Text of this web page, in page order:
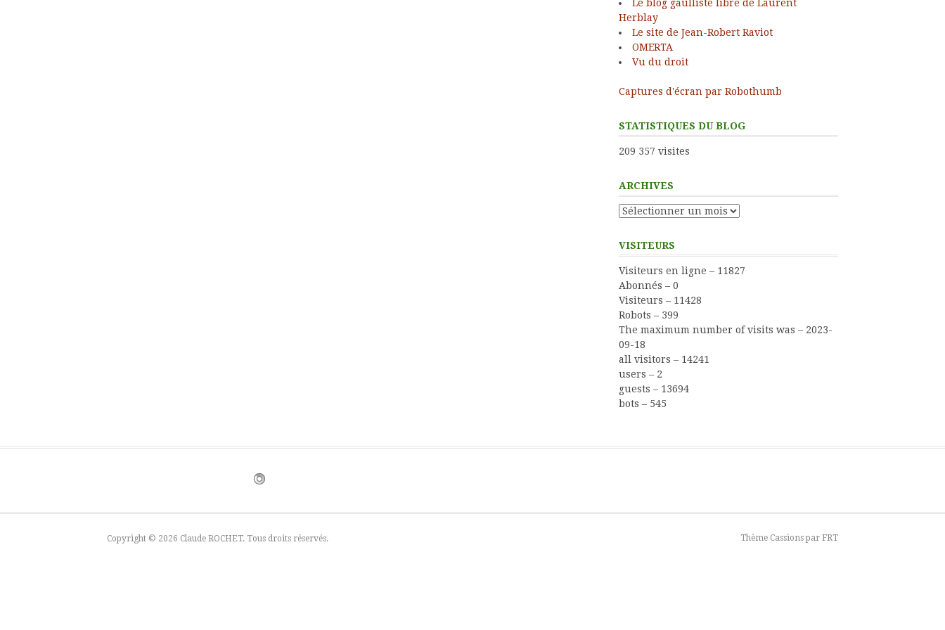
Le blog gaulliste libre de Laurent
Herblay
Le site de Jean-Robert Raviot
OMERTA
Vu du droit
Captures d'écran par Robothumb
STATISTIQUES DU BLOG
209 357 visites
ARCHIVES
Archives
VISITEURS
Visiteurs en ligne – 11827
Abonnés – 0
Visiteurs – 11428
Robots – 399
The maximum number of visits was – 2023-
09-18
all visitors – 14241
users – 2
guests – 13694
bots – 545
Copyright © 2026 Claude ROCHET. Tous droits réservés. Thème Cassions par FRT